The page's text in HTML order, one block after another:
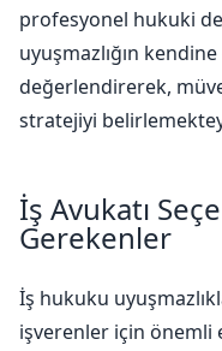
profesyonel hukuki
uyuşmazlığın
değerlendirerek,
stratejiyi
İş Avukatı
Gerekenler
İş hukuku
işverenler için önemli